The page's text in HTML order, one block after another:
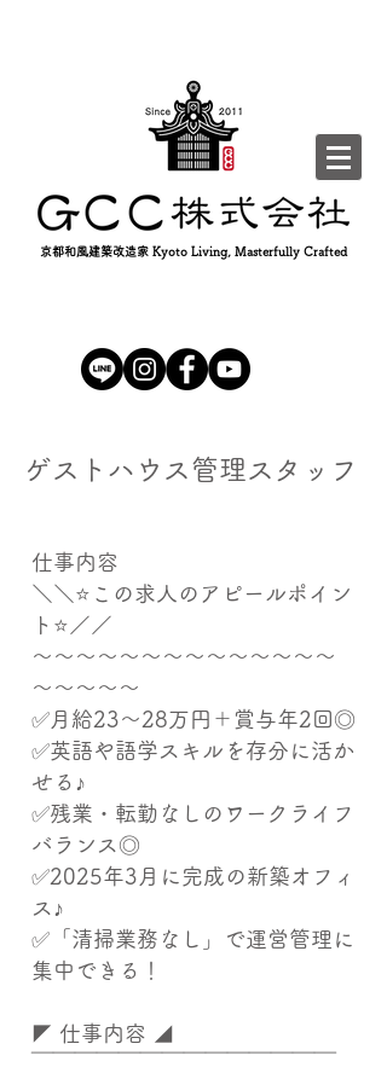
京都和風建築改造家 Kyoto Living, Masterfully Crafted
ゲストハウス管理スタッフ
仕事内容
＼＼⭐この求人のアピールポイン
ト⭐／／
～～～～～～～～～～～～～～
～～～～～
✅月給23～28万円＋賞与年2回◎
✅英語や語学スキルを存分に活か
せる♪
✅残業・転勤なしのワークライフ
バランス◎
✅2025年3月に完成の新築オフィ
ス♪
✅「清掃業務なし」で運営管理に
集中できる！
◤ 仕事内容 ◢